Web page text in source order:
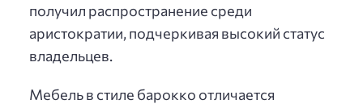
получил распространение среди
аристократии, подчеркивая высокий статус
владельцев.
Мебель в стиле барокко отличается